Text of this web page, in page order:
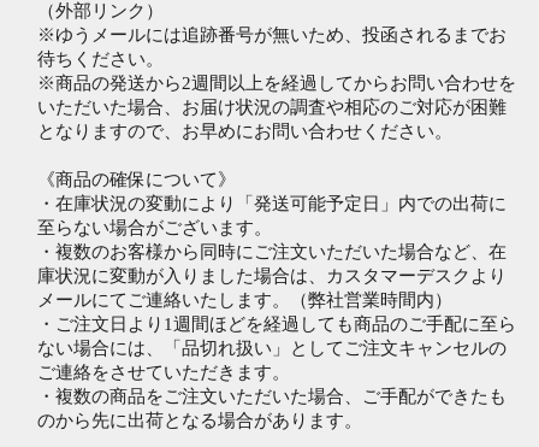
（外部リンク）
※ゆうメールには追跡番号が無いため、投函されるまでお
待ちください。
※商品の発送から2週間以上を経過してからお問い合わせを
いただいた場合、お届け状況の調査や相応のご対応が困難
となりますので、お早めにお問い合わせください。
《商品の確保について》
・在庫状況の変動により「発送可能予定日」内での出荷に
至らない場合がございます。
・複数のお客様から同時にご注文いただいた場合など、在
庫状況に変動が入りました場合は、カスタマーデスクより
メールにてご連絡いたします。（弊社営業時間内）
・ご注文日より1週間ほどを経過しても商品のご手配に至ら
ない場合には、「品切れ扱い」としてご注文キャンセルの
ご連絡をさせていただきます。
・複数の商品をご注文いただいた場合、ご手配ができたも
のから先に出荷となる場合があります。